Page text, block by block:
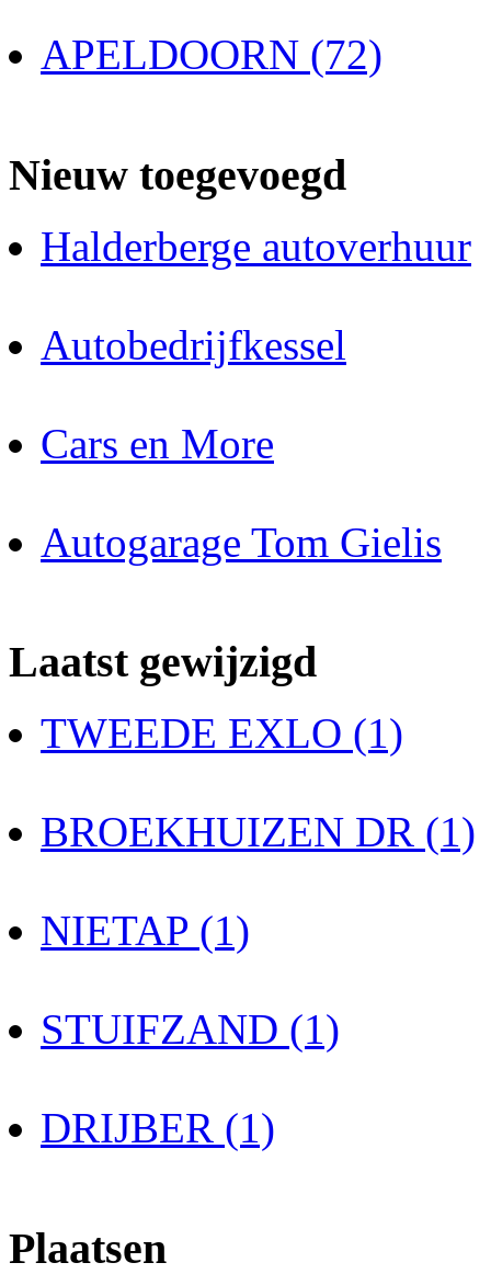
APELDOORN (72)
Nieuw toegevoegd
Halderberge autoverhuur
Autobedrijfkessel
Cars en More
Autogarage Tom Gielis
Laatst gewijzigd
TWEEDE EXLO (1)
BROEKHUIZEN DR (1)
NIETAP (1)
STUIFZAND (1)
DRIJBER (1)
Plaatsen